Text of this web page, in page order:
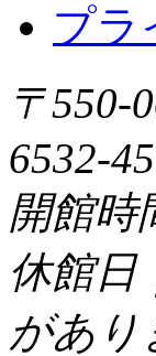
プラ
〒
6532-
開館
休館日
があり